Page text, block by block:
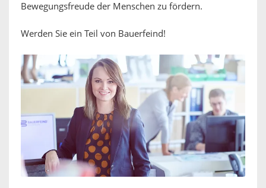
Bewegungsfreude der Menschen zu fördern.
Werden Sie ein Teil von Bauerfeind!